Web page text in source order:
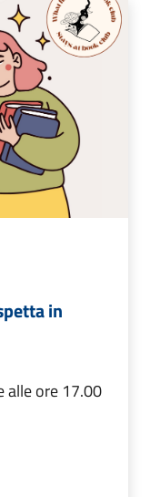
in
alle ore 17.00